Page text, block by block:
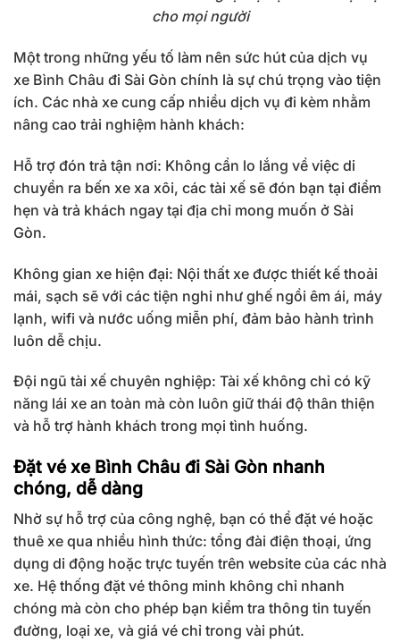
cho mọi người
Một trong những yếu tố làm nên sức hút của dịch vụ
xe Bình Châu đi Sài Gòn chính là sự chú trọng vào tiện
ích. Các nhà xe cung cấp nhiều dịch vụ đi kèm nhằm
nâng cao trải nghiệm hành khách:
Hỗ trợ đón trả tận nơi: Không cần lo lắng về việc di
chuyển ra bến xe xa xôi, các tài xế sẽ đón bạn tại điểm
hẹn và trả khách ngay tại địa chỉ mong muốn ở Sài
Gòn.
Không gian xe hiện đại: Nội thất xe được thiết kế thoải
mái, sạch sẽ với các tiện nghi như ghế ngồi êm ái, máy
lạnh, wifi và nước uống miễn phí, đảm bảo hành trình
luôn dễ chịu.
Đội ngũ tài xế chuyên nghiệp: Tài xế không chỉ có kỹ
năng lái xe an toàn mà còn luôn giữ thái độ thân thiện
và hỗ trợ hành khách trong mọi tình huống.
Đặt vé xe Bình Châu đi Sài Gòn nhanh
chóng, dễ dàng
Nhờ sự hỗ trợ của công nghệ, bạn có thể đặt vé hoặc
thuê xe qua nhiều hình thức: tổng đài điện thoại, ứng
dụng di động hoặc trực tuyến trên website của các nhà
xe. Hệ thống đặt vé thông minh không chỉ nhanh
chóng mà còn cho phép bạn kiểm tra thông tin tuyến
đường, loại xe, và giá vé chỉ trong vài phút.